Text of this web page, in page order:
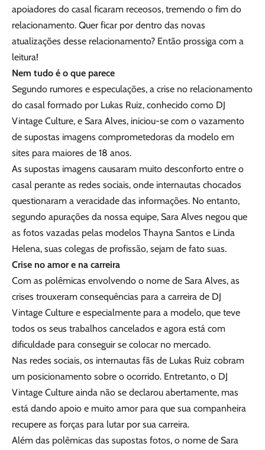
apoiadores do casal ficaram receosos, tremendo o fim do
relacionamento. Quer ficar por dentro das novas
atualizações desse relacionamento? Então prossiga com a
leitura!
Nem tudo é o que parece
Segundo rumores e especulações, a crise no relacionamento
do casal formado por Lukas Ruiz, conhecido como DJ
Vintage Culture, e Sara Alves, iniciou-se com o vazamento
de supostas imagens comprometedoras da modelo em
sites para maiores de 18 anos.
As supostas imagens causaram muito desconforto entre o
casal perante as redes sociais, onde internautas chocados
questionaram a veracidade das informações. No entanto,
segundo apurações da nossa equipe, Sara Alves negou que
as fotos vazadas pelas modelos Thayna Santos e Linda
Helena, suas colegas de profissão, sejam de fato suas.
Crise no amor e na carreira
Com as polêmicas envolvendo o nome de Sara Alves, as
crises trouxeram consequências para a carreira de DJ
Vintage Culture e especialmente para a modelo, que teve
todos os seus trabalhos cancelados e agora está com
dificuldade para conseguir se colocar no mercado.
Nas redes sociais, os internautas fãs de Lukas Ruiz cobram
um posicionamento sobre o ocorrido. Entretanto, o DJ
Vintage Culture ainda não se declarou abertamente, mas
está dando apoio e muito amor para que sua companheira
recupere as forças para lutar por sua carreira.
Além das polêmicas das supostas fotos, o nome de Sara